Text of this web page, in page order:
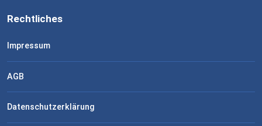
Rechtliches
Impressum
AGB
Datenschutzerklärung